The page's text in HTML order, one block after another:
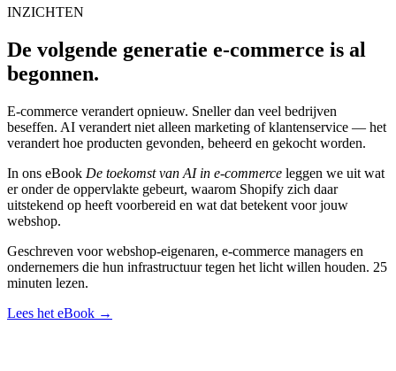
INZICHTEN
De volgende generatie e-commerce is al
begonnen.
E-commerce verandert opnieuw. Sneller dan veel bedrijven
beseffen. AI verandert niet alleen marketing of klantenservice — het
verandert hoe producten gevonden, beheerd en gekocht worden.
In ons eBook De toekomst van AI in e-commerce leggen we uit wat
er onder de oppervlakte gebeurt, waarom Shopify zich daar
uitstekend op heeft voorbereid en wat dat betekent voor jouw
webshop.
Geschreven voor webshop-eigenaren, e-commerce managers en
ondernemers die hun infrastructuur tegen het licht willen houden. 25
minuten lezen.
Lees het eBook →